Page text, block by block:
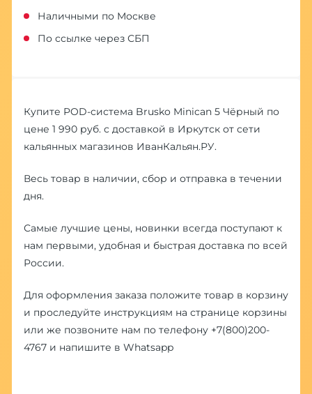
Наличными по Москве
По ссылке через СБП
Купите POD-система Brusko Minican 5 Чёрный по
цене 1 990 руб. с доставкой в Иркутск от сети
кальянных магазинов ИванКальян.РУ.
Весь товар в наличии, сбор и отправка в течении
дня.
Самые лучшие цены, новинки всегда поступают к
нам первыми, удобная и быстрая доставка по всей
России.
Для оформления заказа положите товар в корзину
и проследуйте инструкциям на странице корзины
или же позвоните нам по телефону +7(800)200-
4767и напишите в Whatsapp